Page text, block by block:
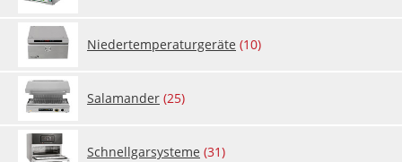
Nie­der­tem­pe­ra­tur­ge­rä­te (10)
Sa­la­man­der (25)
Sch­nell­gar­sys­te­me (31)